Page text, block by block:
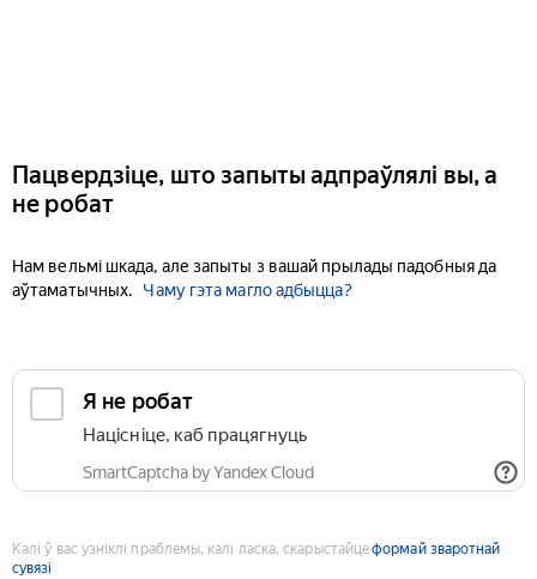
Пацвердзіце, што запыты адпраўлялі вы, а
не робат
Нам вельмі шкада, але запыты з вашай прылады падобныя да
аўтаматычных.
Чаму гэта магло адбыцца?
Я не робат
Націсніце, каб працягнуць
SmartCaptcha by Yandex Cloud
Калі ў вас узніклі праблемы, калі ласка, скарыстайцеформай зваротнай
сувязі